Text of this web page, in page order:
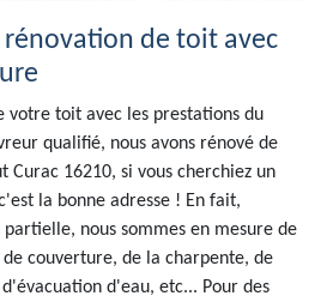
rénovation de toit avec
votre toit avec les prestations du
qualifié, nous avons rénové de
Curac 16210, si vous cherchiez un
la bonne adresse ! En fait,
nous sommes en mesure de
couverture, de la charpente, de
d'eau, etc... Pour des